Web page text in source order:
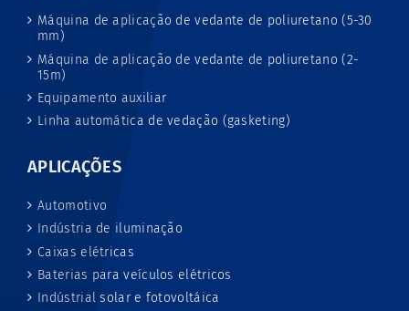
Máquina de aplicação de vedante de poliuretano (5-30
mm)
Máquina de aplicação de vedante de poliuretano (2-
15m)
Equipamento auxiliar
Linha automática de vedação (gasketing)
APLICAÇÕES
Automotivo
Indústria de iluminação
Caixas elétricas
Baterias para veículos elétricos
Indústrial solar e fotovoltáica